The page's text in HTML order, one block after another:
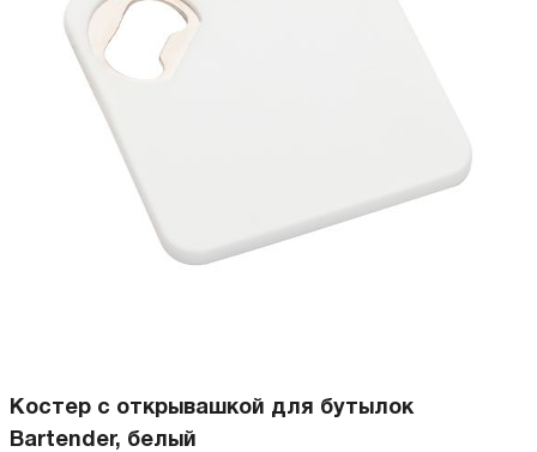
Костер с открывашкой для бутылок
Bartender, белый